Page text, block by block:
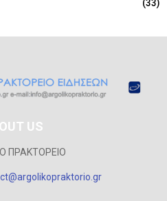
(33)
US
ΠΡΑΚΤΟΡΕΙΟ